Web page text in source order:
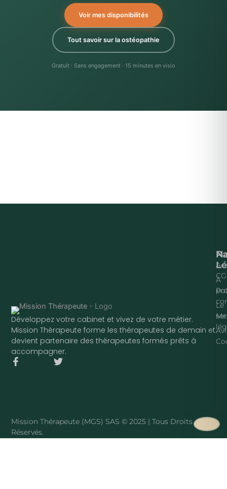
Voir mes disponibilités
Tout savoir sur la ostéopathie
Gratuit · Sans engagement · 15 minutes en visio
Développez votre cabinet et vivez de votre métier.
Mission Thérapeute forme les thérapeutes de demain et
devient partenaire des thérapeutes formés prêts à
accompagner.
F
k
-
T
À
Le
Mission Thérapeute (MGS) SAS © 2025 | Tous Droits
Réservés.